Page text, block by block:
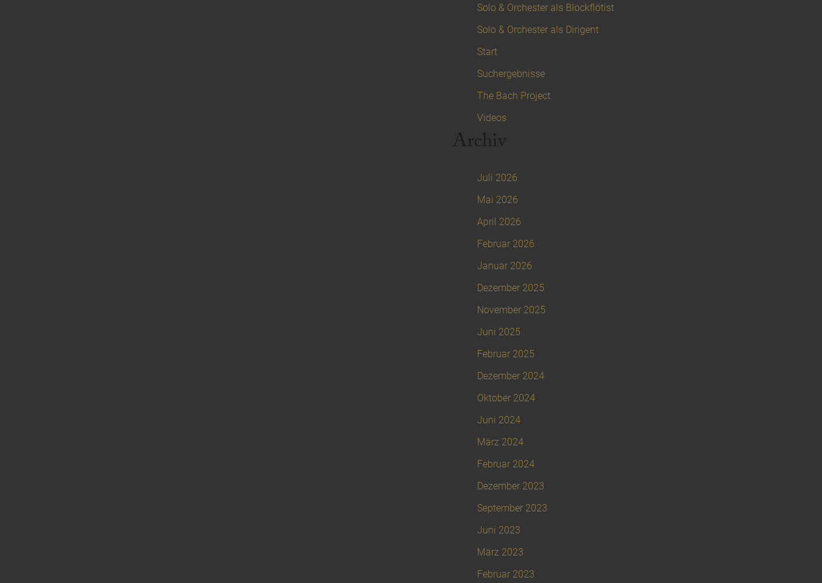
Solo & Orchester als Blockflötist
Solo & Orchester als Dirigent
Start
Suchergebnisse
The Bach Project
Videos
Archiv
Juli 2026
Mai 2026
April 2026
Februar 2026
Januar 2026
Dezember 2025
November 2025
Juni 2025
Februar 2025
Dezember 2024
Oktober 2024
Juni 2024
März 2024
Februar 2024
Dezember 2023
September 2023
Juni 2023
März 2023
Februar 2023